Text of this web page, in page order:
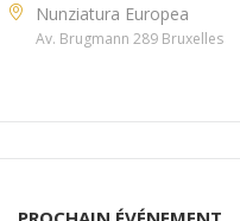
Nunziatura Europea
Av. Brugmann 289 Bruxelles